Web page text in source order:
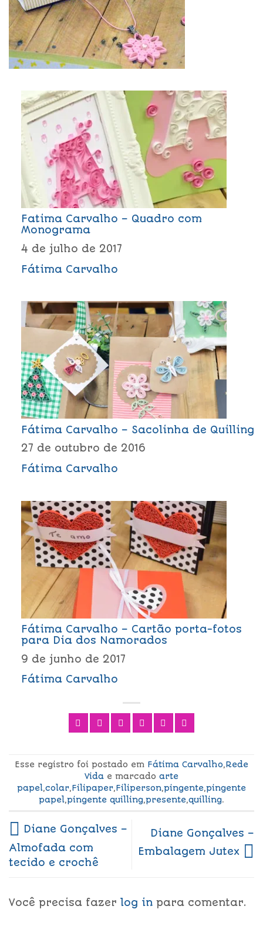
Fatima Carvalho – Quadro com
Monograma
4 de julho de 2017
Fátima Carvalho
Fátima Carvalho – Sacolinha de Quilling
27 de outubro de 2016
Fátima Carvalho
Fátima Carvalho – Cartão porta-fotos
para Dia dos Namorados
9 de junho de 2017
Fátima Carvalho
Esse registro foi postado em Fátima Carvalho,Rede
Vida e marcado arte
papel,colar,Filipaper,Filiperson,pingente,pingente
papel,pingente quilling,presente,quilling.
Diane Gonçalves –
Almofada com
tecido e crochê
Diane Gonçalves –
Embalagem Jutex
Você precisa fazer log in para comentar.